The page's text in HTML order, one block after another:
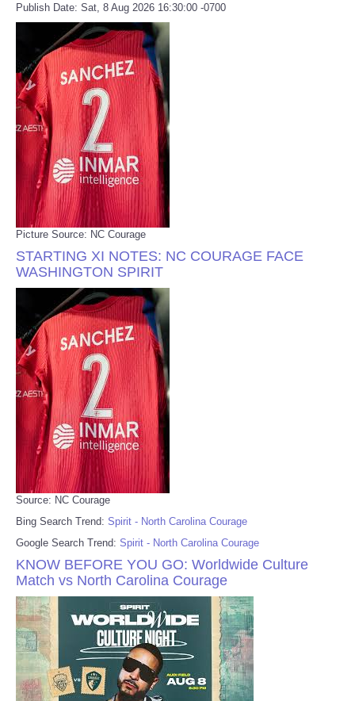
Publish Date: Sat, 8 Aug 2026 16:30:00 -0700
Picture Source: NC Courage
STARTING XI NOTES: NC COURAGE FACE
WASHINGTON SPIRIT
Source: NC Courage
Bing Search Trend: Spirit - North Carolina Courage
Google Search Trend: Spirit - North Carolina Courage
KNOW BEFORE YOU GO: Worldwide Culture
Match vs North Carolina Courage